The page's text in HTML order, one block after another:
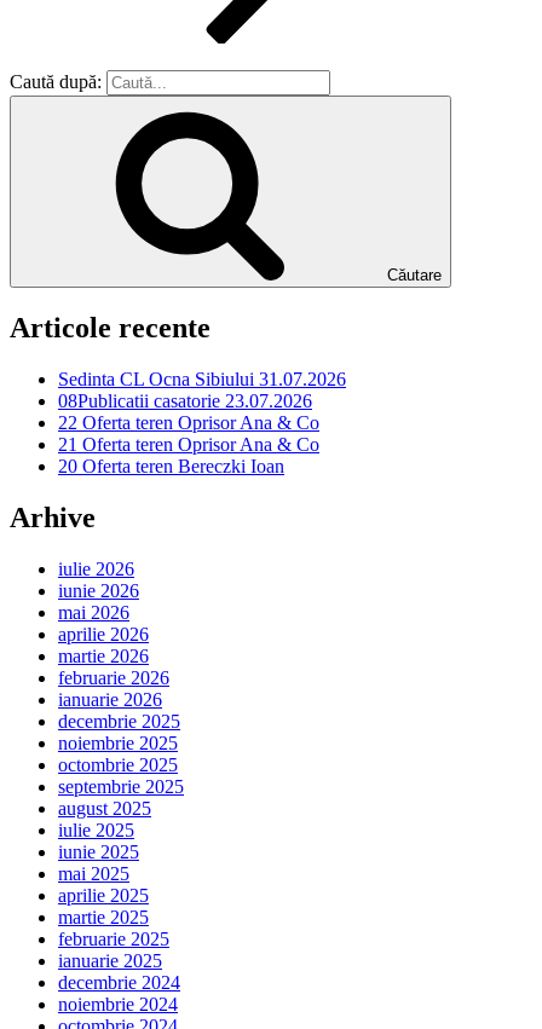
Caută după:
Căutare
Articole recente
Sedinta CL Ocna Sibiului 31.07.2026
08Publicatii casatorie 23.07.2026
22 Oferta teren Oprisor Ana & Co
21 Oferta teren Oprisor Ana & Co
20 Oferta teren Bereczki Ioan
Arhive
iulie 2026
iunie 2026
mai 2026
aprilie 2026
martie 2026
februarie 2026
ianuarie 2026
decembrie 2025
noiembrie 2025
octombrie 2025
septembrie 2025
august 2025
iulie 2025
iunie 2025
mai 2025
aprilie 2025
martie 2025
februarie 2025
ianuarie 2025
decembrie 2024
noiembrie 2024